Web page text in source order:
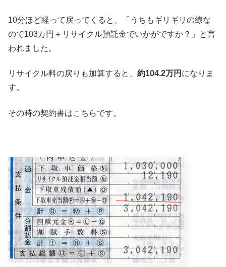
10分ほど経って戻ってくると、「うちもギリギリの線な
ので103万円＋リサイクル預託金でいかがですか？」と言
われました。
リサイクル料の戻りも加算すると、 約104.2万円 になりま
す。
その時の契約書はこちらです。